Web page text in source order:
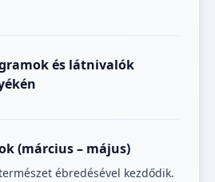
és látnivalók
(március – május)
ébredésével kezdődik.